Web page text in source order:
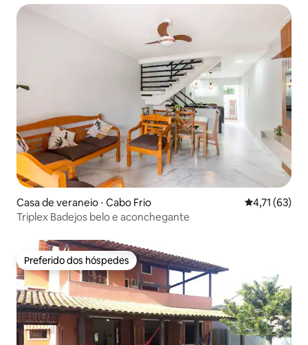
Casa de veraneio ⋅ Cabo Frio 4,71 de uma
4,71 (63)
Triplex Badejos belo e aconchegante
Preferido dos hóspedes
Preferido dos hóspedes